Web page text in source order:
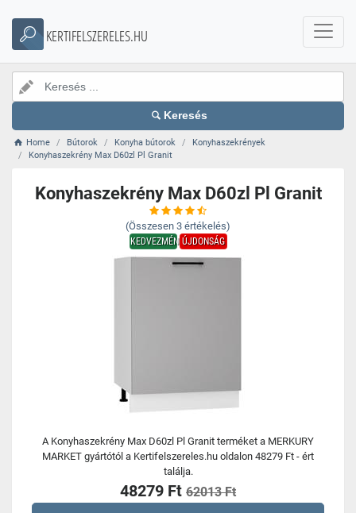
KERTIFELSZERELES.HU
Keresés
Home Bútorok Konyha bútorok
Konyhaszekrények
Konyhaszekrény Max D60zl Pl Granit
Konyhaszekrény Max D60zl Pl Granit
(Összesen 3 értékelés)
KEDVEZMÉNYÚJDONSÁG
A Konyhaszekrény Max D60zl Pl Granit terméket a MERKURY
MARKET gyártótól a Kertifelszereles.hu oldalon 48279 Ft - ért
találja.
48279 Ft 62013 Ft